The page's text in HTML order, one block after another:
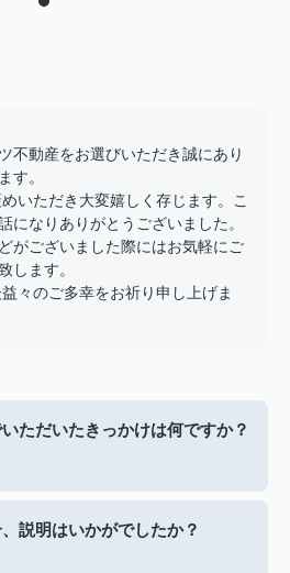
不動産をお選びいただき誠にあり
す。
いただき大変嬉しく存じます。こ
になりありがとうございました。
がございました際にはお気軽にご
します。
々のご多幸をお祈り申し上げま
ただいたきっかけは何ですか？
説明はいかがでしたか？